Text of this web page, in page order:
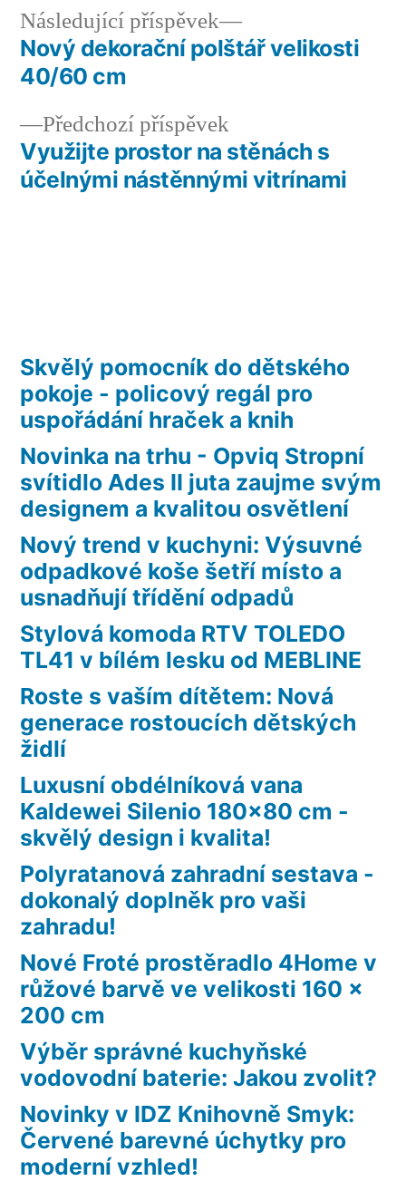
Navigace
pro
příspěvek
Předchozí příspěvekPředchozí
příspěvek:
Využijte prostor na stěnách s
účelnými nástěnnými vitrínami
Následující příspěvek
Následující
příspěvek:
Nový dekorační polštář velikosti
40/60 cm
Skvělý pomocník do dětského
pokoje - policový regál pro
uspořádání hraček a knih
Novinka na trhu - Opviq Stropní
svítidlo Ades II juta zaujme svým
designem a kvalitou osvětlení
Nový trend v kuchyni: Výsuvné
odpadkové koše šetří místo a
usnadňují třídění odpadů
Stylová komoda RTV TOLEDO
TL41 v bílém lesku od MEBLINE
Roste s vaším dítětem: Nová
generace rostoucích dětských
židlí
Luxusní obdélníková vana
Kaldewei Silenio 180×80 cm -
skvělý design i kvalita!
Polyratanová zahradní sestava -
dokonalý doplněk pro vaši
zahradu!
Nové Froté prostěradlo 4Home v
růžové barvě ve velikosti 160 x
200 cm
Výběr správné kuchyňské
vodovodní baterie: Jakou zvolit?
Novinky v IDZ Knihovně Smyk:
Červené barevné úchytky pro
moderní vzhled!